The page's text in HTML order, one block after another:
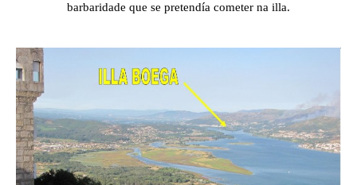
barbaridade que se pretendía cometer na illa.